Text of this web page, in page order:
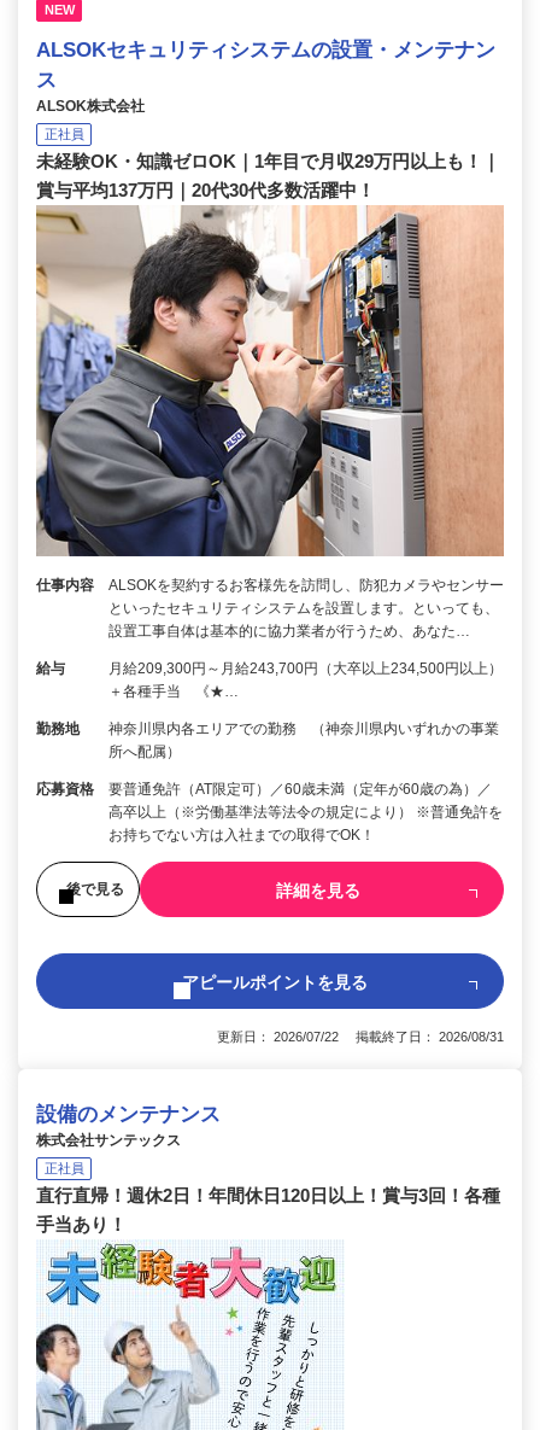
NEW
ALSOKセキュリティシステムの設置・メンテナン
ス
ALSOK株式会社
正社員
未経験OK・知識ゼロOK｜1年目で月収29万円以上も！｜
賞与平均137万円｜20代30代多数活躍中！
仕事内容
ALSOKを契約するお客様先を訪問し、防犯カメラやセンサー
といったセキュリティシステムを設置します。といっても、
設置工事自体は基本的に協力業者が行うため、あなた…
給与
月給209,300円～月給243,700円（大卒以上234,500円以上）
＋各種手当 《★…
勤務地
神奈川県内各エリアでの勤務 （神奈川県内いずれかの事業
所へ配属）
応募資格
要普通免許（AT限定可）／60歳未満（定年が60歳の為）／
高卒以上（※労働基準法等法令の規定により） ※普通免許を
お持ちでない方は入社までの取得でOK！
後で見る 詳細を見る
アピールポイントを見る
更新日： 2026/07/22 掲載終了日： 2026/08/31
設備のメンテナンス
株式会社サンテックス
正社員
直行直帰！週休2日！年間休日120日以上！賞与3回！各種
手当あり！